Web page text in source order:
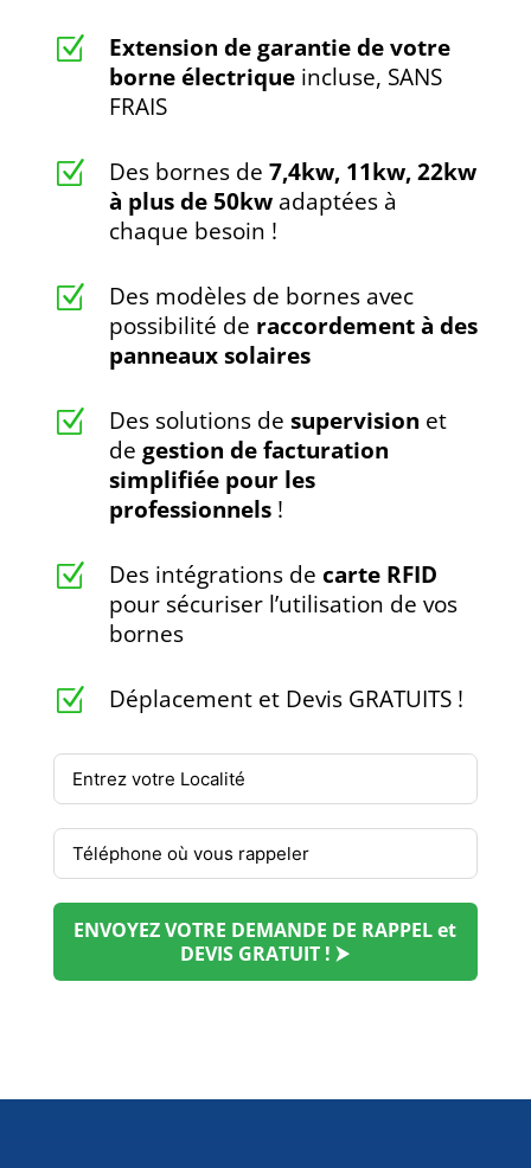
Z
Extension de garantie de votre
borne électriqueincluse, SANS
FRAIS
Z Des bornes de 7,4kw, 11kw, 22kw
à plus de 50kwadaptées à
chaque besoin !
Z
Des modèles de bornes avec
possibilité de raccordement à des
panneaux solaires
Z Des solutions de supervision et
de gestion de facturation
simplifiée pour les
professionnels!
Z Des intégrations de carte RFID
pour sécuriser l’utilisation de vos
bornes
Z Déplacement et Devis GRATUITS !
ENVOYEZ VOTRE DEMANDE DE RAPPEL et
DEVIS GRATUIT ! ⮞